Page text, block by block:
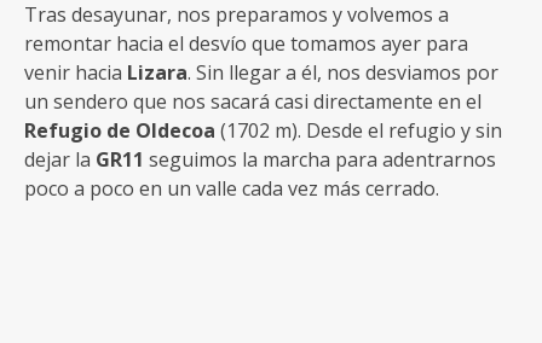
Tras desayunar, nos preparamos y volvemos a
remontar hacia el desvío que tomamos ayer para
venir hacia Lizara. Sin llegar a él, nos desviamos por
un sendero que nos sacará casi directamente en el
Refugio de Oldecoa (1702 m). Desde el refugio y sin
dejar la GR11 seguimos la marcha para adentrarnos
poco a poco en un valle cada vez más cerrado.